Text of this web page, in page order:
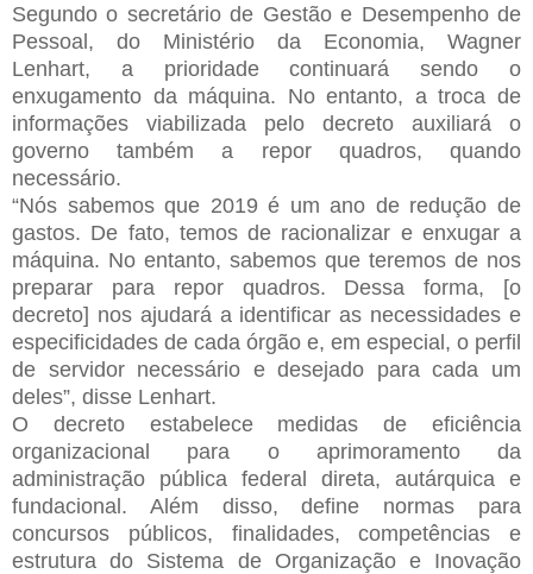
Segundo o secretário de Gestão e Desempenho de
Pessoal, do Ministério da Economia, Wagner
Lenhart, a prioridade continuará sendo o
enxugamento da máquina. No entanto, a troca de
informações viabilizada pelo decreto auxiliará o
governo também a repor quadros, quando
necessário.
“Nós sabemos que 2019 é um ano de redução de
gastos. De fato, temos de racionalizar e enxugar a
máquina. No entanto, sabemos que teremos de nos
preparar para repor quadros. Dessa forma, [o
decreto] nos ajudará a identificar as necessidades e
especificidades de cada órgão e, em especial, o perfil
de servidor necessário e desejado para cada um
deles”, disse Lenhart.
O decreto estabelece medidas de eficiência
organizacional para o aprimoramento da
administração pública federal direta, autárquica e
fundacional. Além disso, define normas para
concursos públicos, finalidades, competências e
estrutura do Sistema de Organização e Inovação